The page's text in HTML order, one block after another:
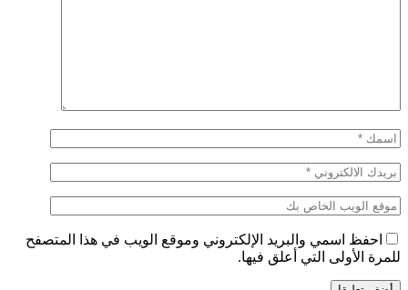
احفظ اسمي والبريد الإلكتروني وموقع الويب في هذا المتصفح
للمرة الأولى التي أعلق فيها.